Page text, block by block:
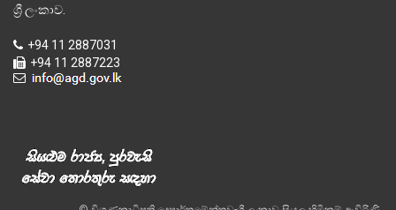
ශ්‍රී ලංකාව.
+94 11 2887031
+94 11 2887223